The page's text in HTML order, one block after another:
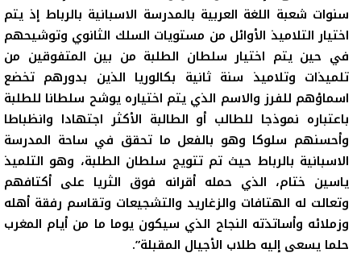
سنوات شعبة اللغة العربية بالمدرسة الاسبانية بالرباط إذ يتم
اختيار التلاميذ الأوائل من مستويات السلك الثانوي وتوشيحهم
في حين يتم اختيار سلطان الطلبة من بين المتفوقين من
تلميذات وتلاميذ سنة ثانية بكالوريا الذين بدورهم تخضع
اسماؤهم للفرز والاسم الذي يتم اختياره يوشح سلطانا للطلبة
باعتباره نموذجا للطالب أو الطالبة الأكثر اجتهادا وانظباطا
وأحسنهم سلوكا وهو بالفعل ما تحقق في ساحة المدرسة
الاسبانية بالرباط حيث تم تتويج سلطان الطلبة، وهو التلميذ
ياسين ختام، الذي حمله أقرانه فوق الثريا على أكتافهم
وتعالت له الهتافات والزغاريد والتشجيعات وتقاسم رفقة أهله
وزملائه وأساتذته النجاح الذي سيكون يوما ما من أيام المغرب
حلما يسعى إليه طلاب الأجيال المقبلة”.